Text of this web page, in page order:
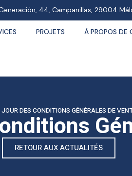
44, Campanillas, 29004
PROJETS À PROPOS DE
DES CONDITIONS GÉNÉRALES DE
RETOUR AUX ACTUALITÉS